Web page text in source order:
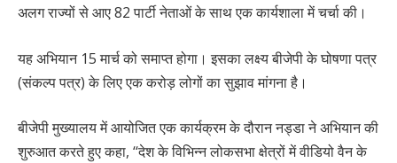
अलग राज्यों से आए 82 पार्टी नेताओं के साथ एक कार्यशाला में चर्चा की।
यह अभियान 15 मार्च को समाप्त होगा। इसका लक्ष्य बीजेपी के घोषणा पत्र
(संकल्प पत्र) के लिए एक करोड़ लोगों का सुझाव मांगना है।
बीजेपी मुख्यालय में आयोजित एक कार्यक्रम के दौरान नड्डा ने अभियान की
शुरुआत करते हुए कहा, ‘‘देश के विभिन्न लोकसभा क्षेत्रों में वीडियो वैन के